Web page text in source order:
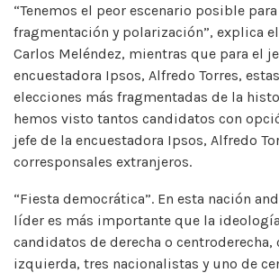
“Tenemos el peor escenario posible para
fragmentación y polarización”, explica
Carlos Meléndez, mientras que para el
encuestadora Ipsos, Alfredo Torres,
elecciones más fragmentadas de la
hemos visto tantos candidatos con
jefe de la encuestadora Ipsos, Alfredo
corresponsales extranjeros.
“Fiesta democrática”. En esta nación
líder es más importante que la
candidatos de derecha o centroderecha,
izquierda, tres nacionalistas y uno de